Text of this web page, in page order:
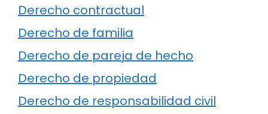
Derecho contractual
Derecho de familia
Derecho de pareja de hecho
Derecho de propiedad
Derecho de responsabilidad civil